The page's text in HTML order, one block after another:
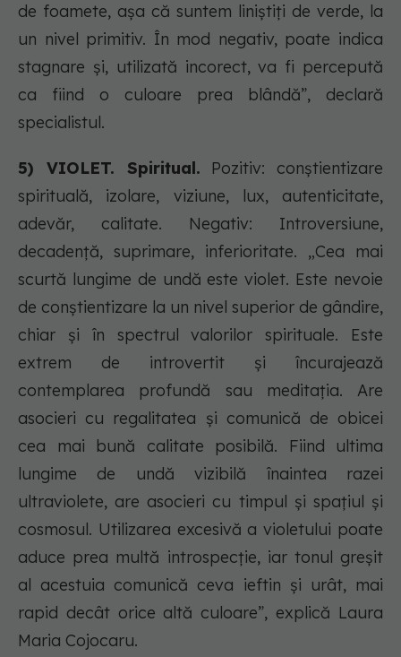
de foamete, așa că suntem liniștiți de verde, la
un nivel primitiv. În mod negativ, poate indica
stagnare și, utilizată incorect, va fi percepută
ca fiind o culoare prea blândă”, declară
specialistul.
5) VIOLET. Spiritual. Pozitiv: conștientizare
spirituală, izolare, viziune, lux, autenticitate,
adevăr, calitate. Negativ: Introversiune,
decadență, suprimare, inferioritate. „Cea mai
scurtă lungime de undă este violet. Este nevoie
de conștientizare la un nivel superior de gândire,
chiar și în spectrul valorilor spirituale. Este
extrem de introvertit și încurajează
contemplarea profundă sau meditația. Are
asocieri cu regalitatea și comunică de obicei
cea mai bună calitate posibilă. Fiind ultima
lungime de undă vizibilă înaintea razei
ultraviolete, are asocieri cu timpul și spațiul și
cosmosul. Utilizarea excesivă a violetului poate
aduce prea multă introspecție, iar tonul greșit
al acestuia comunică ceva ieftin și urât, mai
rapid decât orice altă culoare”, explică Laura
Maria Cojocaru.